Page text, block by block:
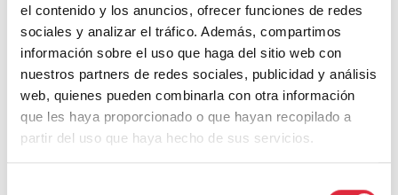
el contenido y los anuncios, ofrecer funciones de redes
sociales y analizar el tráfico. Además, compartimos
información sobre el uso que haga del sitio web con
nuestros partners de redes sociales, publicidad y análisis
web, quienes pueden combinarla con otra información
que les haya proporcionado o que hayan recopilado a
partir del uso que haya hecho de sus servicios.
más verde y eficienteenergéticamente posible desde la
visión compartida de la necesidad de mejorar la
eficiencia en el consumo de recursos.
Editores del post: Maderayconstruccion